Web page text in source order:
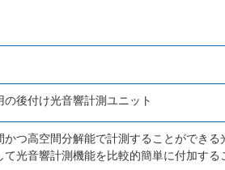
後付け光音響計測ユニット
つ高空間分解能で計測することができる
光音響計測機能を比較的簡単に付加す